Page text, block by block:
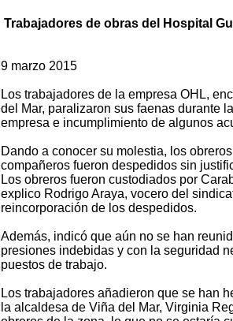
Trabajadores de obras del Hospital
9 marzo 2015
Los trabajadores de la empresa OHL,
del Mar, paralizaron sus faenas durante
empresa e incumplimiento de algunos
Dando a conocer su molestia, los
compañeros fueron despedidos sin
Los obreros fueron custodiados por
explico Rodrigo Araya, vocero del
reincorporación de los despedidos.
Además, indicó que aún no se han
presiones indebidas y con la seguridad
puestos de trabajo.
Los trabajadores añadieron que se han
la alcaldesa de Viña del Mar, Virginia